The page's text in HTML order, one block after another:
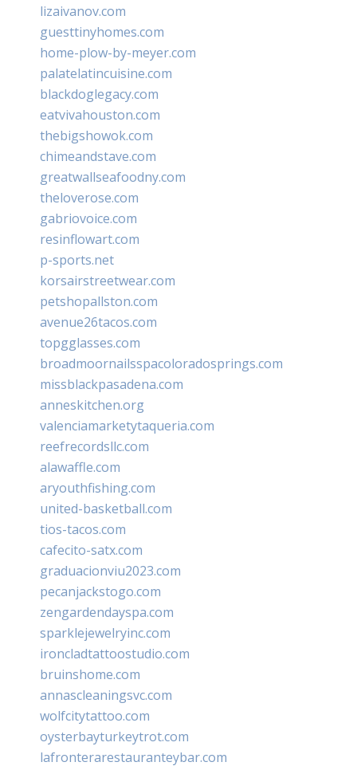
lizaivanov.com
guesttinyhomes.com
home-plow-by-meyer.com
palatelatincuisine.com
blackdoglegacy.com
eatvivahouston.com
thebigshowok.com
chimeandstave.com
greatwallseafoodny.com
theloverose.com
gabriovoice.com
resinflowart.com
p-sports.net
korsairstreetwear.com
petshopallston.com
avenue26tacos.com
topgglasses.com
broadmoornailsspacoloradosprings.com
missblackpasadena.com
anneskitchen.org
valenciamarketytaqueria.com
reefrecordsllc.com
alawaffle.com
aryouthfishing.com
united-basketball.com
tios-tacos.com
cafecito-satx.com
graduacionviu2023.com
pecanjackstogo.com
zengardendayspa.com
sparklejewelryinc.com
ironcladtattoostudio.com
bruinshome.com
annascleaningsvc.com
wolfcitytattoo.com
oysterbayturkeytrot.com
lafronterarestauranteybar.com